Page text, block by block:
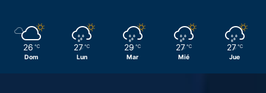
26 ℃
Dom
27 ℃
Lun
29 ℃
Mar
27 ℃
Mié
27 ℃
Jue